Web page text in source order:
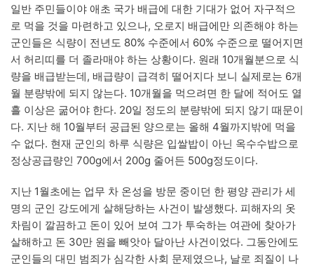
일반 주민들이야 애초 국가 배급에 대한 기대가 없어 자구적으
로 먹을 것을 마련하고 있으나, 오로지 배급에만 의존해야 하는
군인들은 식량이 전년도 80% 수준에서 60% 수준으로 떨어지면
서 허리띠를 더 졸라매야 하는 상황이다. 원래 10개월분으로 식
량을 배급받는데, 배급량이 급격히 떨어지다 보니 실제로는 6개
월 분량밖에 되지 않는다. 10개월을 먹으려면 한 달에 적어도 열
흘 이상은 굶어야 한다. 20일 정도의 분량밖에 되지 않기 때문이
다. 지난 해 10월부터 공급된 양으로는 올해 4월까지밖에 먹을
수 없다. 현재 군인의 하루 식량은 입쌀밥이 아닌 옥수수밥으로
정상공급량인 700g에서 200g 줄어든 500g정도이다.
지난 1월초에는 업무 차 온성을 방문 중이던 한 평양 관리가 세
명의 군인 강도에게 살해당하는 사건이 발생했다. 피해자의 옷
차림이 깔끔하고 돈이 있어 보여 그가 투숙하는 여관에 찾아가
살해하고 돈 30만 원을 빼앗아 달아난 사건이었다. 그동안에도
군인들의 대민 범죄가 심각한 사회 문제였으나, 날로 죄질이 나